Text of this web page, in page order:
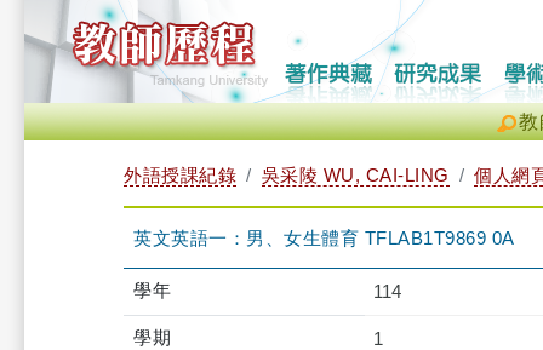
教
外語授課紀錄 吳采陵 WU, CAI-LING 個人網
英文英語一：男、女生體育 TFLAB1T9869 0A
學年 114
學期 1